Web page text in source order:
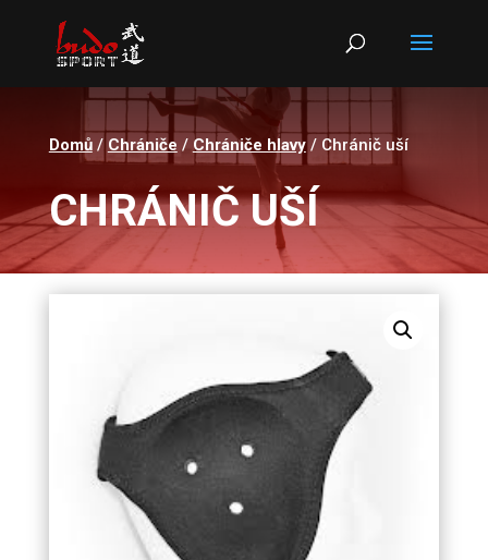
Products
search
Domů/ Chrániče / Chrániče hlavy/ Chránič uší
CHRÁNIČ UŠÍ